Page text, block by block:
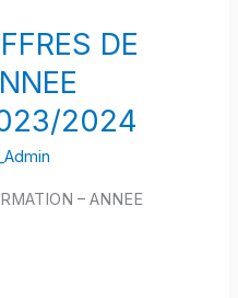
DE
2024
– ANNEE